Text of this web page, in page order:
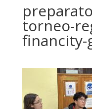
torneo-
financity-